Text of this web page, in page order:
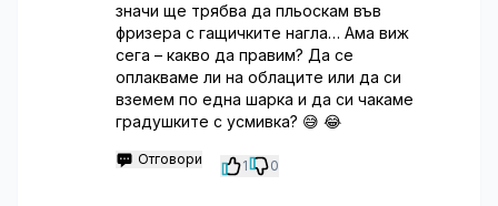
значи ще трябва да пльоскам във
фризера с гащичките нагла… Ама виж
сега – какво да правим? Да се
оплакваме ли на облаците или да си
вземем по една шарка и да си чакаме
градушките с усмивка? 😅 😂
Отговори 1 0